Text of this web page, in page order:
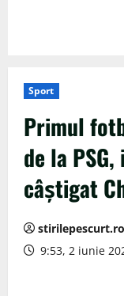
Sport
Primul
de la
câștigat
stirilepescurt.ro
9:53, 2 iunie